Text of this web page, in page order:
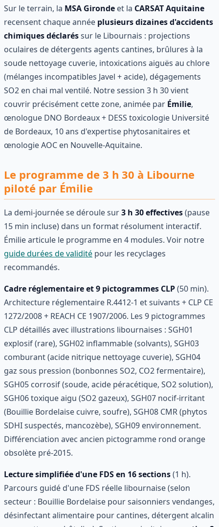
Sur le terrain, la MSA Gironde et la CARSAT Aquitaine
recensent chaque année plusieurs dizaines d'accidents
chimiques déclaréssur le Libournais : projections
oculaires de détergents agents cantines, brûlures à la
soude nettoyage cuverie, intoxications aiguës au chlore
(mélanges incompatibles Javel + acide), dégagements
SO2 en chai mal ventilé. Notre session 3 h 30 vient
couvrir précisément cette zone, animée par Émilie,
œnologue DNO Bordeaux + DESS toxicologie Université
de Bordeaux, 10 ans d'expertise phytosanitaires et
œnologie AOC en Nouvelle-Aquitaine.
Le programme de 3 h 30 à Libourne
piloté par Émilie
La demi-journée se déroule sur3 h 30 effectives(pause
15 min incluse) dans un format résolument interactif.
Émilie articule le programme en 4 modules. Voir notre
guide durées de validité pour les recyclages
recommandés.
Cadre réglementaire et 9 pictogrammes CLP(50 min).
Architecture réglementaire R.4412-1 et suivants + CLP CE
1272/2008 + REACH CE 1907/2006. Les 9 pictogrammes
CLP détaillés avec illustrations libournaises : SGH01
explosif (rare), SGH02 inflammable (solvants), SGH03
comburant (acide nitrique nettoyage cuverie), SGH04
gaz sous pression (bonbonnes SO2, CO2 fermentaire),
SGH05 corrosif (soude, acide péracétique, SO2 solution),
SGH06 toxique aigu (SO2 gazeux), SGH07 nocif-irritant
(Bouillie Bordelaise cuivre, soufre), SGH08 CMR (phytos
SDHI suspectés, mancozèbe), SGH09 environnement.
Différenciation avec ancien pictogramme rond orange
obsolète pré-2015.
Lecture simplifiée d'une FDS en 16 sections(1 h).
Parcours guidé d'une FDS réelle libournaise (selon
secteur : Bouillie Bordelaise pour saisonniers vendanges,
désinfectant alimentaire pour cantines, détergent alcalin